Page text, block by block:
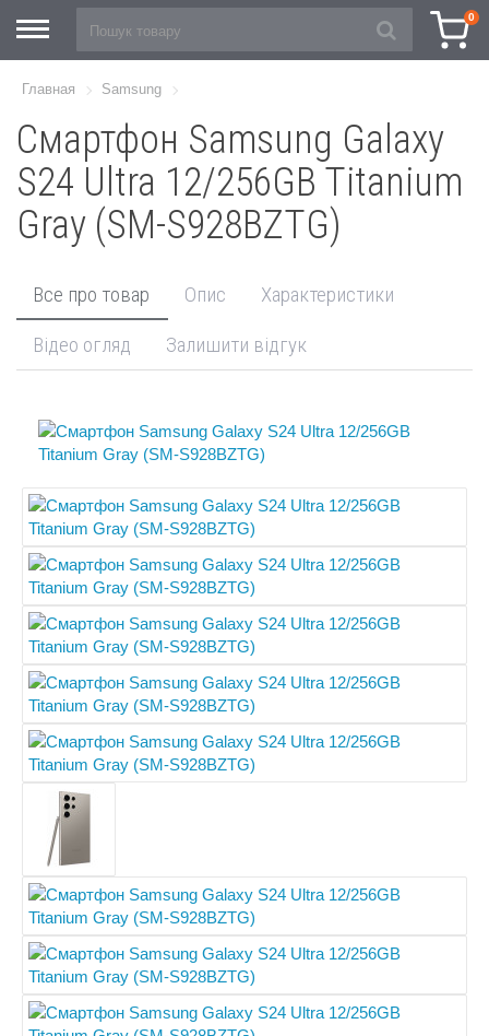
0
Главная Samsung
Смартфон Samsung Galaxy
S24 Ultra 12/256GB Titanium
Gray (SM-S928BZTG)
Все про товар Опис
Характеристики
Відео огляд
Залишити відгук